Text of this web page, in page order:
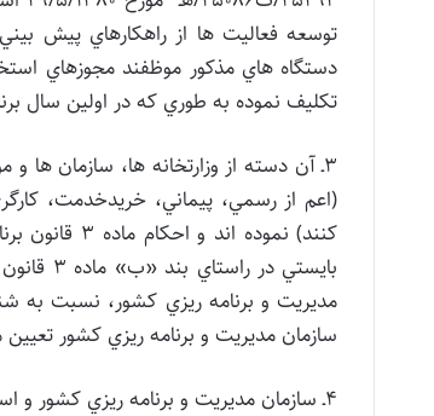
تکليف نموده به طوري که در اولين سال
3ـ آن دسته از وزارتخانه ها، سازمان
(اعم از رسمي، پيماني، خريدخدمت،
کنند)
مديريت و برنامه ريزي کشور، نسبت به
سازمان مديريت و برنامه ريزي کشور
4ـ سازمان مديريت و برنامه ريزي کشور و